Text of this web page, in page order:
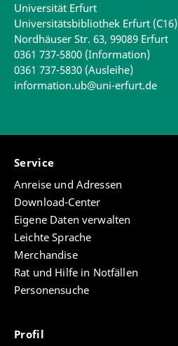
Universität Erfurt
Universitätsbibliothek Erfurt (C16)
Nordhäuser Str. 63, 99089 Erfurt
0361 737-5800 (Information)
0361 737-5830 (Ausleihe)
information.ub@uni-erfurt.de
Service
Anreise und Adressen
Download-Center
Eigene Daten verwalten
Leichte Sprache
Merchandise
Rat und Hilfe in Notfällen
Personensuche
Profil